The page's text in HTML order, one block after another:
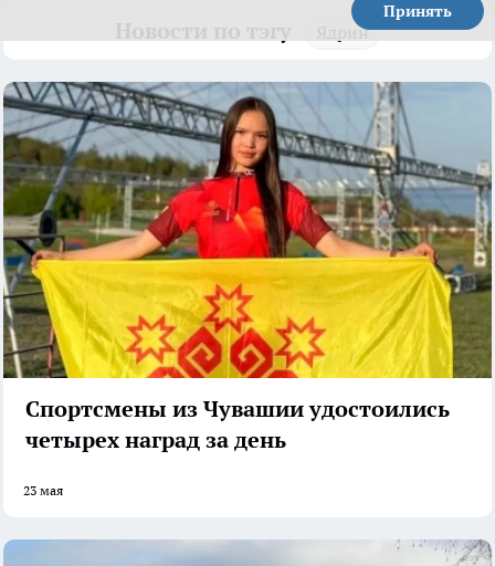
Принять
Ядрин
Спортсмены из Чувашии удостоились
четырех наград за день
23 мая